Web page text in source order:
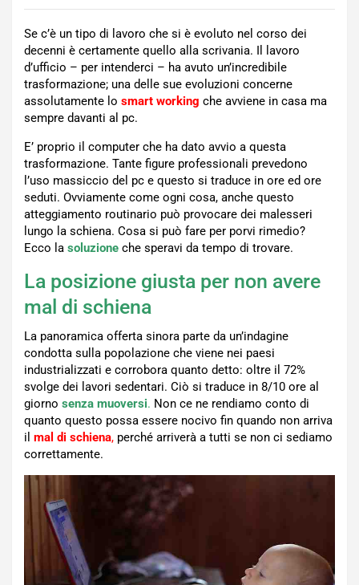
Se c’è un tipo di lavoro che si è evoluto nel corso dei
decenni è certamente quello alla scrivania. Il lavoro
d’ufficio – per intenderci – ha avuto un’incredibile
trasformazione; una delle sue evoluzioni concerne
assolutamente lo smart working che avviene in casa ma
sempre davanti al pc.
E’ proprio il computer che ha dato avvio a questa
trasformazione. Tante figure professionali prevedono
l’uso massiccio del pc e questo si traduce in ore ed ore
seduti. Ovviamente come ogni cosa, anche questo
atteggiamento routinario può provocare dei malesseri
lungo la schiena. Cosa si può fare per porvi rimedio?
Ecco la soluzione che speravi da tempo di trovare.
La posizione giusta per non avere
mal di schiena
La panoramica offerta sinora parte da un’indagine
condotta sulla popolazione che viene nei paesi
industrializzati e corrobora quanto detto: oltre il 72%
svolge dei lavori sedentari. Ciò si traduce in 8/10 ore al
giorno senza muoversi. Non ce ne rendiamo conto di
quanto questo possa essere nocivo fin quando non arriva
il mal di schiena, perché arriverà a tutti se non ci sediamo
correttamente.